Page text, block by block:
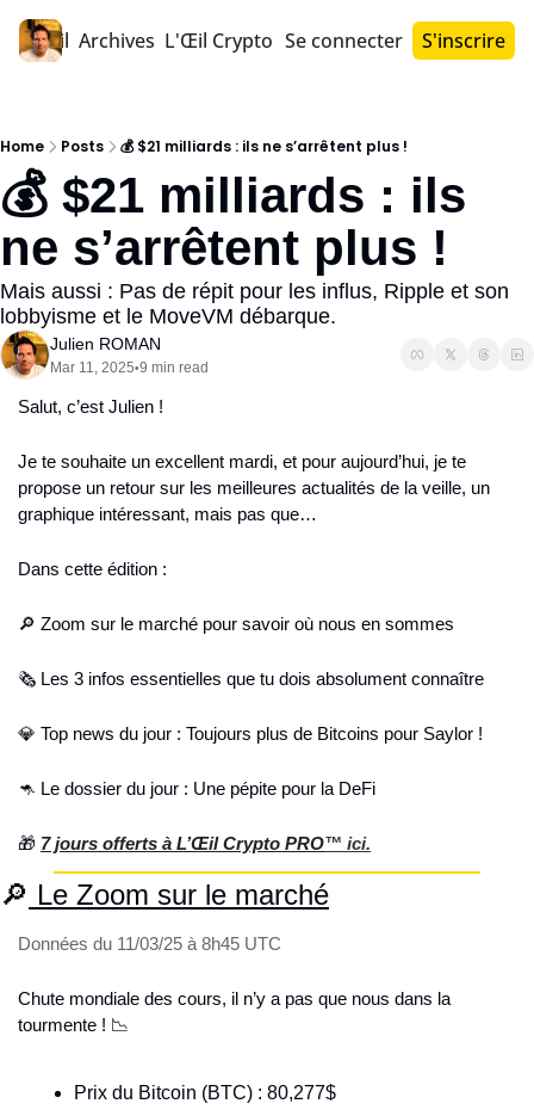
Accueil Archives L'Œil Crypto PRO™Se connecter S'inscrire
Home Posts 💰 $21 milliards : ils ne s’arrêtent plus !
💰 $21 milliards : ils
ne s’arrêtent plus !
Mais aussi : Pas de répit pour les influs, Ripple et son
lobbyisme et le MoveVM débarque.
Julien ROMAN
Mar 11, 2025•9 min read
Salut, c’est Julien !
Je te souhaite un excellent mardi, et pour aujourd’hui, je te
propose un retour sur les meilleures actualités de la veille, un
graphique intéressant, mais pas que…
Dans cette édition :
🔎 Zoom sur le marché pour savoir où nous en sommes
🗞️ Les 3 infos essentielles que tu dois absolument connaître
💎 Top news du jour : Toujours plus de Bitcoins pour Saylor !
🦘 Le dossier du jour : Une pépite pour la DeFi
🎁 7 jours offerts à L’Œil Crypto PRO™ ici.
🔎 Le Zoom sur le marché
Données du 11/03/25 à 8h45 UTC
Chute mondiale des cours, il n’y a pas que nous dans la
tourmente ! 📉
Prix du Bitcoin (BTC) : 80,277$